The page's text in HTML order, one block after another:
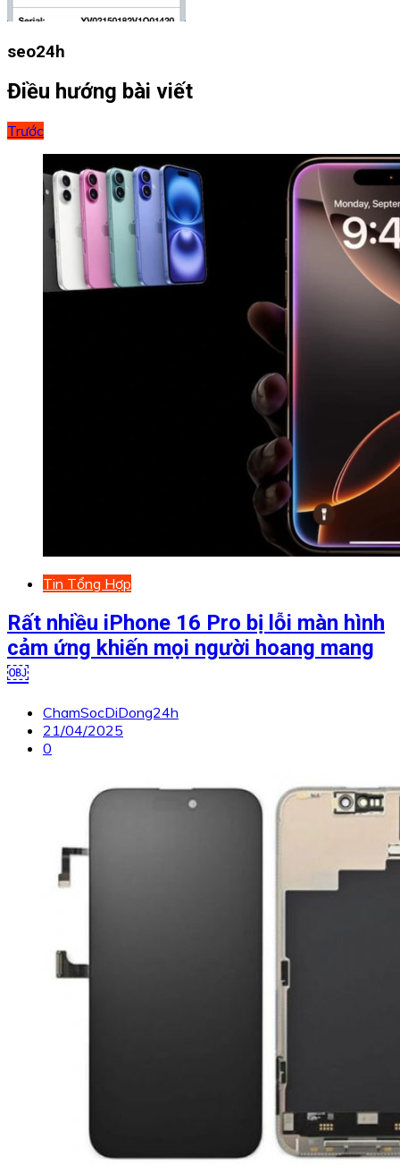
seo24h
Điều hướng bài viết
Trước
Tin Tổng Hợp
Rất nhiều iPhone 16 Pro bị lỗi màn hình
cảm ứng khiến mọi người hoang mang
￼
ChamSocDiDong24h
21/04/2025
0